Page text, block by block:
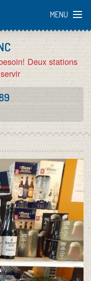
MENU
Deux stations